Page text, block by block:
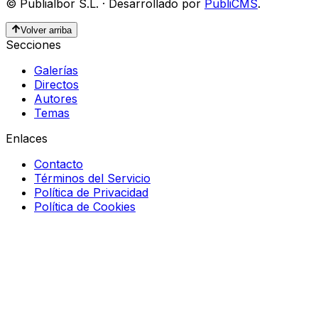
© Publialbor S.L. · Desarrollado por PubliCMS.
Volver arriba
Secciones
Galerías
Directos
Autores
Temas
Enlaces
Contacto
Términos del Servicio
Política de Privacidad
Política de Cookies